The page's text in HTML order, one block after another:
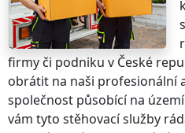
firmy či podniku v České
obrátit na naši profesionální
společnost působící na území
vám tyto stěhovací služby